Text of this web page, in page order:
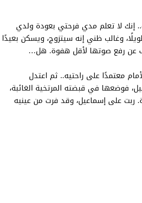
إنك لا تعلم مدي فرحتي بعودة ولدي
وغالب ظني إنه سيتزوج، ويسكن بعيدًا
عن رفع صوتها لأقل هفوة. هل…
معتمدًا على راحتيه.. ثم اعتدل
فوضعها في قبضته المرتخية الغائبة،
على إسماعيل، وقد فرت من عينيه